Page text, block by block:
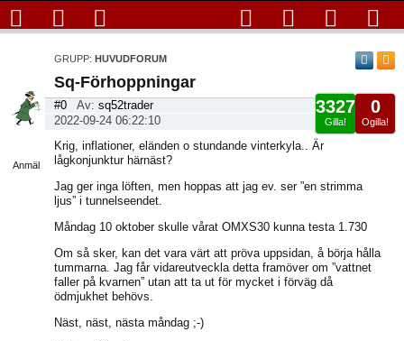
GRUPP: HUVUDFORUM
Anmäl
Sq-Förhoppningar
0
Ogilla!
3327
Gilla!
#0 Av: sq52trader
2022-09-24 06:22:10
Krig, inflationer, eländen o stundande vinterkyla.. Är
lågkonjunktur härnäst?
Jag ger inga löften, men hoppas att jag ev. ser ”en strimma
ljus” i tunnelseendet.
Måndag 10 oktober skulle vårat OMXS30 kunna testa 1.730
Om så sker, kan det vara värt att pröva uppsidan, å börja hålla
tummarna. Jag får vidareutveckla detta framöver om ”vattnet
faller på kvarnen” utan att ta ut för mycket i förväg då
ödmjukhet behövs.
Näst, näst, nästa måndag ;-)